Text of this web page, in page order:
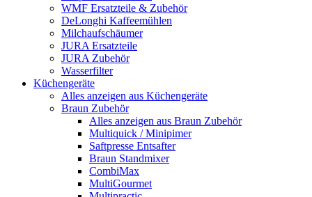
WMF Ersatzteile & Zubehör
DeLonghi Kaffeemühlen
Milchaufschäumer
JURA Ersatzteile
JURA Zubehör
Wasserfilter
Küchengeräte
Alles anzeigen aus Küchengeräte
Braun Zubehör
Alles anzeigen aus Braun Zubehör
Multiquick / Minipimer
Saftpresse Entsafter
Braun Standmixer
CombiMax
MultiGourmet